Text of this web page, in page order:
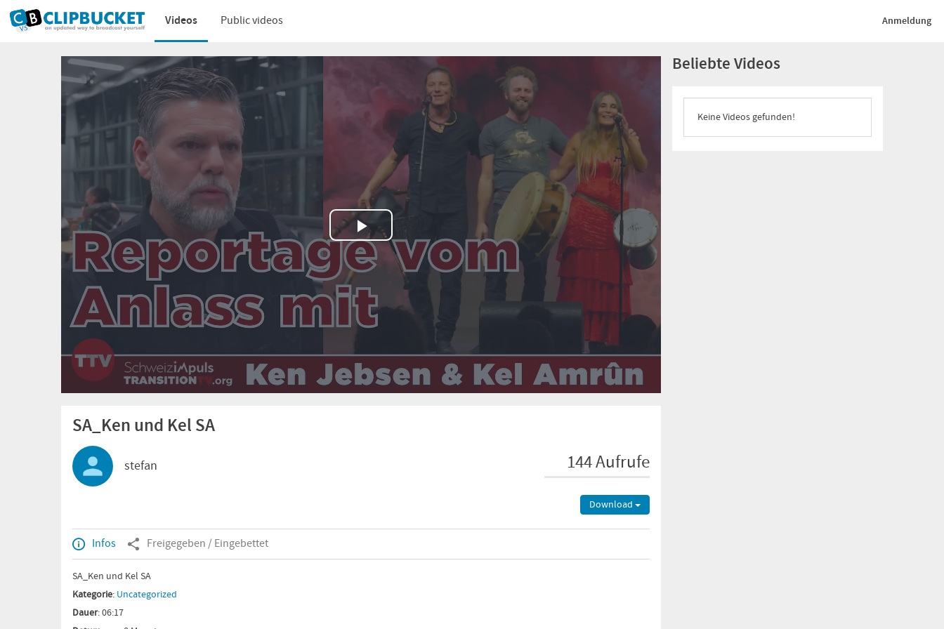
Videos Public videos Anmeldung
Play
Video
SA_Ken und Kel SA
stefan 144 Aufrufe
Download
Infos Freigegeben / Eingebettet
SA_Ken und Kel SA
Kategorie: Uncategorized
Dauer: 06:17
Beliebte Videos
Keine Videos gefunden!